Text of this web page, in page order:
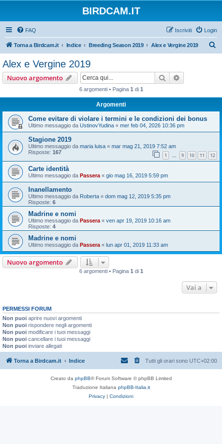
BIRDCAM.IT
FAQ Login
Iscriviti
Torna a Birdcam.it Indice Breeding Season 2019 Alex e Vergine 2019
Alex e Vergine 2019
Nuovo argomento Cerca
6 argomenti • Pagina 1 di 1
Argomenti
Come evitare di violare i termini e le condizioni dei bonus
Ultimo messaggio da UstinovYudina « mer feb 04, 2026 10:36 pm
Stagione 2019
Ultimo messaggio da maria luisa « mar mag 21, 2019 7:52 am
Risposte: 167 1 … 9 10 11 12
Carte identità
Ultimo messaggio da Passera « gio mag 16, 2019 5:59 pm
Inanellamento
Ultimo messaggio da Roberta « dom mag 12, 2019 5:35 pm
Risposte: 6
Madrine e nomi
Ultimo messaggio da Passera « ven apr 19, 2019 10:16 am
Risposte: 4
Madrine e nomi
Ultimo messaggio da Passera « lun apr 01, 2019 11:33 am
Nuovo argomento
6 argomenti • Pagina 1 di 1
Vai a
PERMESSI FORUM
Non puoi aprire nuovi argomenti
Non puoi rispondere negli argomenti
Non puoi modificare i tuoi messaggi
Non puoi cancellare i tuoi messaggi
Non puoi inviare allegati
Torna a Birdcam.it Indice Tutti gli orari sono UTC+02:00
Creato da phpBB® Forum Software © phpBB Limited
Traduzione Italiana phpBB-Italia.it
Privacy | Condizioni